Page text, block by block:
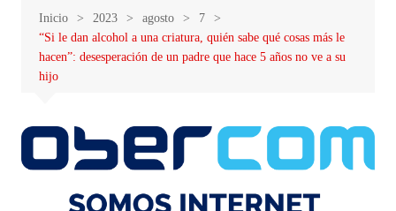
Inicio 2023 agosto
7
“Si le dan alcohol a una criatura, quién sabe qué cosas más le
hacen”: desesperación de un padre que hace 5 años no ve a su
hijo